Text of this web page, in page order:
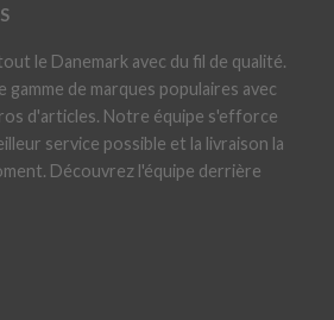
le Danemark avec du fil de qualité.
gamme de marques populaires avec
d'articles. Notre équipe s'efforce
service possible et la livraison la
Découvrez l'équipe derrière